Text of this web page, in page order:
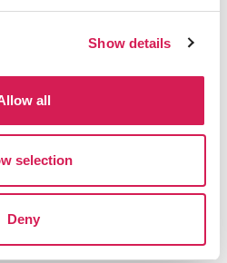
Show details
all
selection
Deny
약속
적지와 호스트 대학의 모든 것을 알
, 보험, 지원 과정 등 모든 과정을
서비스